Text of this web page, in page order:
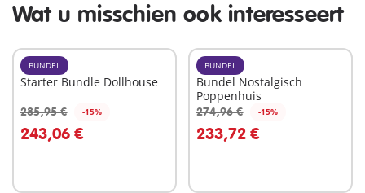
Wat u misschien ook interesseert
BUNDEL
Starter Bundle Dollhouse
285,95 € -15%
243,06 €
In winkelwagen
BUNDEL
Bundel Nostalgisch
Poppenhuis
274,96 € -15%
233,72 €
In winkelwagen